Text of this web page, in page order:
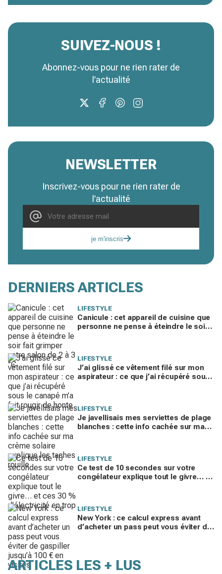
SUIVEZ-NOUS !
Abonnez-vous pour ne rien rater de
l’actualité
NEWSLETTER
Inscrivez-vous pour ne rien rater de
l’actualité
je m'inscris
DERNIERS ARTICLES
LIFESTYLE
Canicule : cet appareil de cuisine que
personne ne pense à éteindre le soir
LIFESTYLE
J’ai glissé ce vêtement filé sur mon
aspirateur : ce que j’ai récupéré sous
LIFESTYLE
Je javellisais mes serviettes de plage
blanches : cette info cachée sur ma
LIFESTYLE
Ce test de 10 secondes sur votre
congélateur explique tout le givre… et
LIFESTYLE
New York : ce calcul express avant
d’acheter un pass peut vous éviter de
ARTICLES LES + LUS